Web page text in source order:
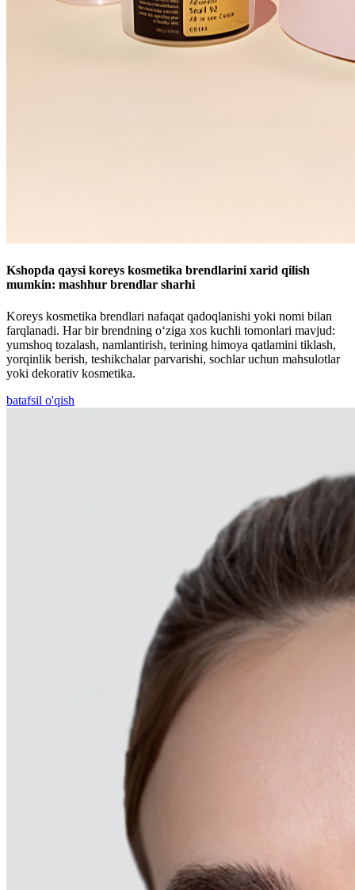
Kshopda qaysi koreys kosmetika brendlarini xarid qilish
mumkin: mashhur brendlar sharhi
Koreys kosmetika brendlari nafaqat qadoqlanishi yoki nomi bilan
farqlanadi. Har bir brendning o‘ziga xos kuchli tomonlari mavjud:
yumshoq tozalash, namlantirish, terining himoya qatlamini tiklash,
yorqinlik berish, teshikchalar parvarishi, sochlar uchun mahsulotlar
yoki dekorativ kosmetika.
batafsil o'qish